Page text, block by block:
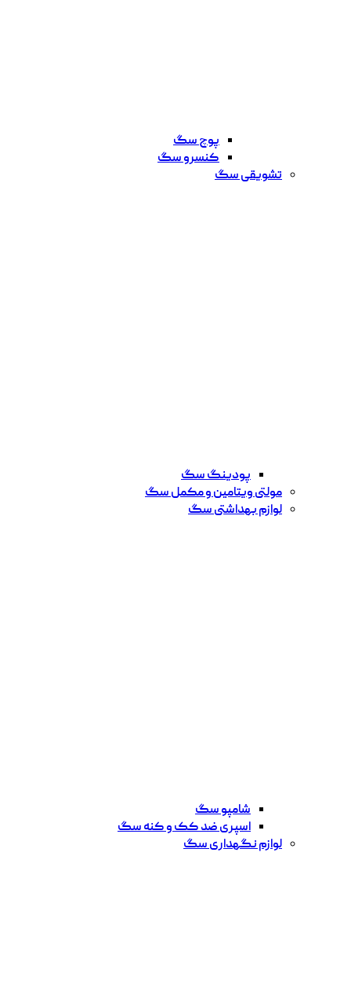
پوچ سگ
کنسرو سگ
تشویقی سگ
پودینگ سگ
مولتی ویتامین و مکمل سگ
لوازم بهداشتی سگ
شامپو سگ
اسپری ضد کک و کنه سگ
لوازم نگهداری سگ